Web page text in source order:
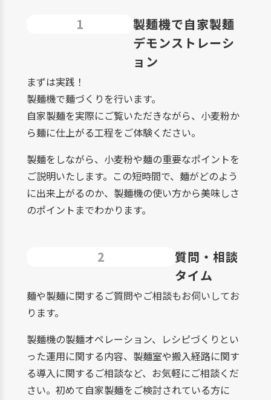
1
製麺機で自家製麺
デモンストレーシ
ョン
まずは実践！
製麺機で麺づくりを行います。
自家製麺を実際にご覧いただきながら、小麦粉か
ら麺に仕上がる工程をご体験ください。
製麺をしながら、小麦粉や麺の重要なポイントを
ご説明いたします。この短時間で、麺がどのよう
に出来上がるのか、製麺機の使い方から美味しさ
のポイントまでわかります。
2
質問・相談
タイム
麺や製麺に関するご質問やご相談もお伺いしてお
ります。
製麺機の製麺オペレーション、レシピづくりとい
った運用に関する内容、製麺室や搬入経路に関す
る導入に関するご相談など、お気軽にご相談くだ
さい。初めて自家製麺をご検討されている方に